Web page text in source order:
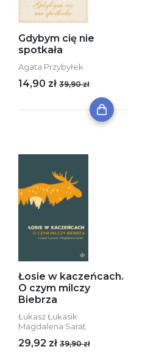
Gdybym cię nie
spotkała
Agata Przybyłek
14,90 zł 39,90 zł
Łosie w kaczeńcach.
O czym milczy
Biebrza
Łukasz Łukasik
Magdalena Sarat
29,92 zł 39,90 zł